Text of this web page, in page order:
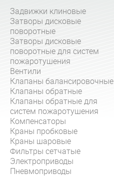
Задвижки клиновые
Затворы дисковые
поворотные
Затворы дисковые
поворотные для систем
пожаротушения
Вентили
Клапаны балансировочные
Клапаны обратные
Клапаны обратные для
систем пожаротушения
Компенсаторы
Краны пробковые
Краны шаровые
Фильтры сетчатые
Электроприводы
Пневмоприводы